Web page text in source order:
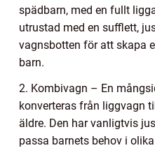
spädbarn, med en fullt
utrustad med en sufflett,
vagnsbotten för att skapa
barn.
2. Kombivagn – En
konverteras från liggvagn
äldre. Den har vanligtvis
passa barnets behov i